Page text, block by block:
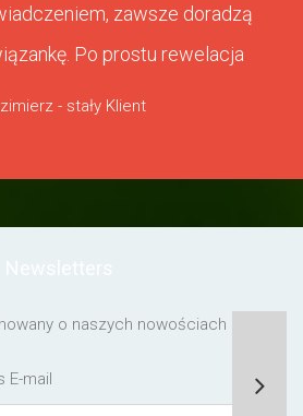
zawsze doradzą
Po prostu rewelacja
- stały Klient
o naszych nowościach lub o
mail